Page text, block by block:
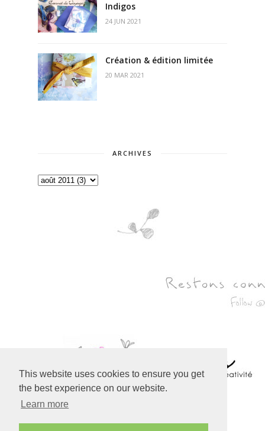
This website uses cookies to ensure you get
the best experience on our website.
Learn more
Indigos
24 JUN 2021
Création & édition limitée
20 MAR 2021
ARCHIVES
Created with Copyright © 2010-2024 Bohème